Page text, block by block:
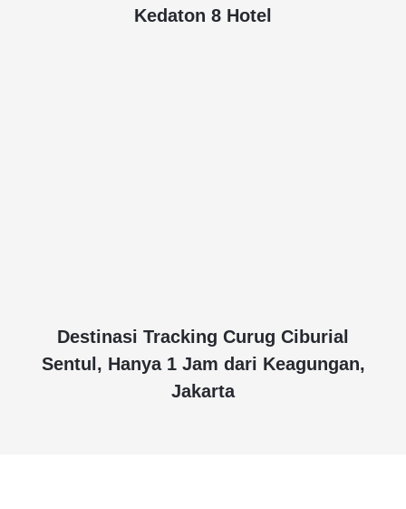
Kedaton 8 Hotel
Destinasi Tracking Curug Ciburial
Sentul, Hanya 1 Jam dari Keagungan,
Jakarta